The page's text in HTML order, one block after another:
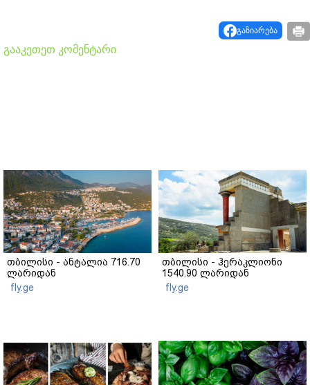
გაზიარება
გააკეთეთ კომენტარი
თბილისი - ანტალია 716.70
ლარიდან
fly.ge
თბილისი - ჰერაკლიონი
1540.90 ლარიდან
fly.ge